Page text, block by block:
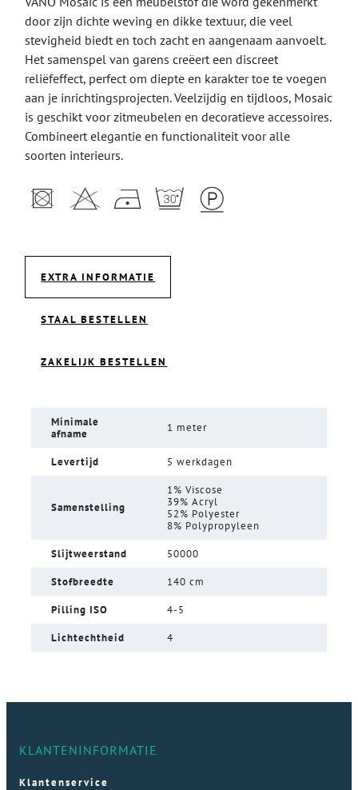
door zijn dichte weving en dikke textuur, die veel
stevigheid biedt en toch zacht en aangenaam aanvoelt.
Het samenspel van garens creëert een discreet
reliëfeffect, perfect om diepte en karakter toe te voegen
aan je inrichtingsprojecten. Veelzijdig en tijdloos, Mosaic
is geschikt voor zitmeubelen en decoratieve accessoires.
Combineert elegantie en functionaliteit voor alle
soorten interieurs.
EXTRA INFORMATIE
STAAL BESTELLEN
ZAKELIJK BESTELLEN
Minimale
afname
1 meter
Levertijd 5 werkdagen
Samenstelling
1% Viscose
39% Acryl
52% Polyester
8% Polypropyleen
Slijtweerstand 50000
Stofbreedte 140 cm
Pilling ISO 4-5
Lichtechtheid 4
KLANTENINFORMATIE
Klantenservice